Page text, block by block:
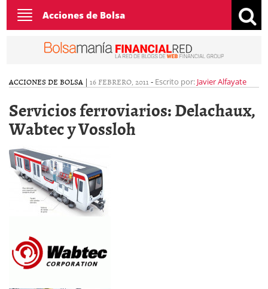
Toggle
navigation
Acciones de Bolsa
ACCIONES DE BOLSA | 16 FEBRERO, 2011 - Escrito por: Javier Alfayate
Servicios ferroviarios: Delachaux,
Wabtec y Vossloh